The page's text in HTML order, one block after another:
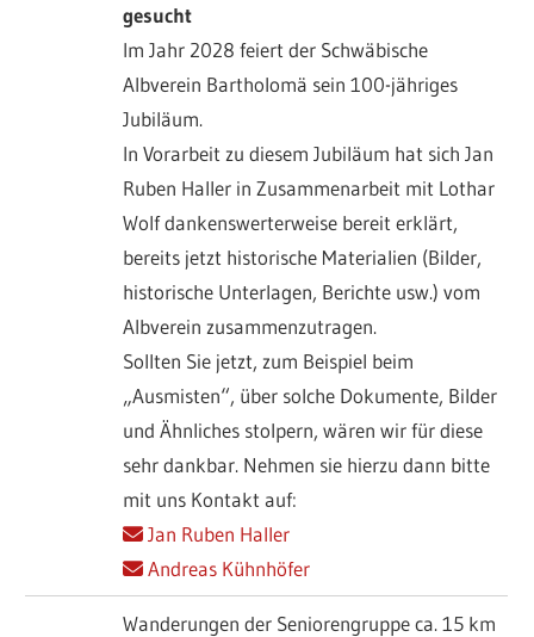
gesucht
Im Jahr 2028 feiert der Schwäbische
Albverein Bartholomä sein 100-jähriges
Jubiläum.
In Vorarbeit zu diesem Jubiläum hat sich Jan
Ruben Haller in Zusammenarbeit mit Lothar
Wolf dankenswerterweise bereit erklärt,
bereits jetzt historische Materialien (Bilder,
historische Unterlagen, Berichte usw.) vom
Albverein zusammenzutragen.
Sollten Sie jetzt, zum Beispiel beim
„Ausmisten“, über solche Dokumente, Bilder
und Ähnliches stolpern, wären wir für diese
sehr dankbar. Nehmen sie hierzu dann bitte
mit uns Kontakt auf:
Jan Ruben Haller
Andreas Kühnhöfer
Wanderungen der Seniorengruppe ca. 15 km